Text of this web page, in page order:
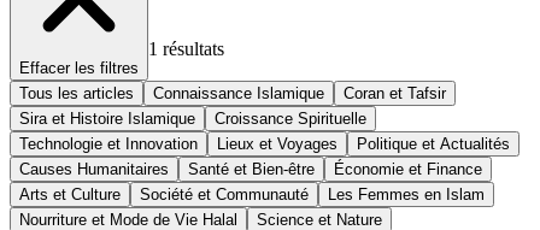
Effacer les filtres
1 résultats
Tous les articles Connaissance Islamique
Coran et Tafsir
Sira et Histoire Islamique
Croissance Spirituelle
Technologie et Innovation
Lieux et Voyages
Politique et Actualités
Causes Humanitaires
Santé et Bien-être
Économie et Finance
Arts et Culture
Société et Communauté
Les Femmes en Islam
Nourriture et Mode de Vie Halal
Science et Nature